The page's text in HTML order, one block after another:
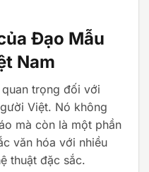
Đạo Mẫu
Nam
trọng đối với
Việt. Nó không
mà còn là một phần
văn hóa với nhiều
thuật đặc sắc.